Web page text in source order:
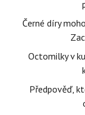
Černé díry
Octomilky v
Předpověď,